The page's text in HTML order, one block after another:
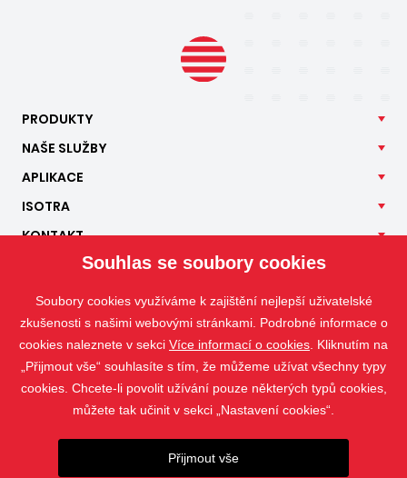
PRODUKTY
NAŠE SLUŽBY
APLIKACE
ISOTRA
KONTAKT
Souhlas se soubory cookies
Soubory cookies využíváme k zajištění nejlepší uživatelské
zkušenosti s našimi webovými stránkami. Podrobné informace o
cookies naleznete v sekci Více informací o cookies . Kliknutím na
„Přijmout vše“ souhlasíte s tím, že můžeme užívat všechny typy
cookies. Chcete-li povolit užívání pouze některých typů cookies,
můžete tak učinit v sekci „Nastavení cookies“.
Přijmout vše